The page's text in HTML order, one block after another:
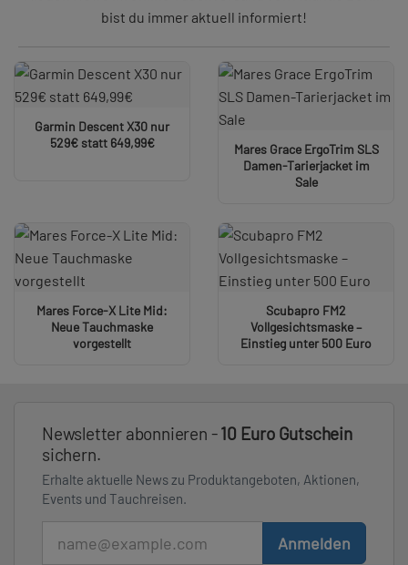
bist du immer aktuell informiert!
Garmin Descent X30 nur
529€ statt 649,99€
Mares Grace ErgoTrim SLS
Damen-Tarierjacket im
Sale
Mares Force-X Lite Mid:
Neue Tauchmaske
vorgestellt
Scubapro FM2
Vollgesichtsmaske –
Einstieg unter 500 Euro
Newsletter abonnieren -10 Euro Gutschein
sichern.
Erhalte aktuelle News zu Produktangeboten, Aktionen,
Events und Tauchreisen.
Anmelden